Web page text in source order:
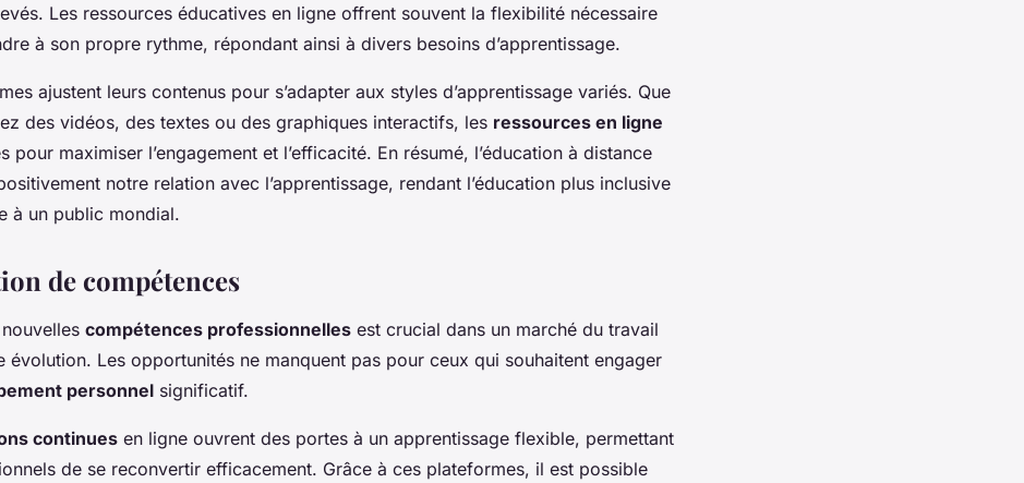
Les ressources éducatives en ligne offrent souvent la flexibilité nécessaire
à son propre rythme, répondant ainsi à divers besoins d’apprentissage.
ajustent leurs contenus pour s’adapter aux styles d’apprentissage variés. Que
des vidéos, des textes ou des graphiques interactifs, les ressources en ligne
pour maximiser l’engagement et l’efficacité. En résumé, l’éducation à distance
notre relation avec l’apprentissage, rendant l’éducation plus inclusive
à un public mondial.
de compétences
compétences professionnelles est crucial dans un marché du travail
évolution. Les opportunités ne manquent pas pour ceux qui souhaitent engager
personnel significatif.
continues en ligne ouvrent des portes à un apprentissage flexible, permettant
de se reconvertir efficacement. Grâce à ces plateformes, il est possible